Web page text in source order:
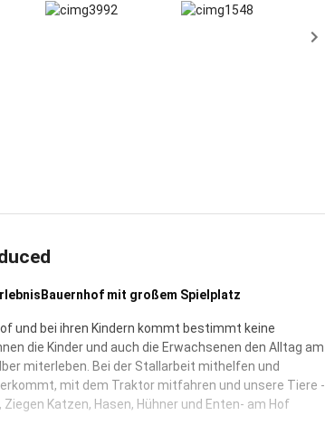
mit großem Spielplatz
und bei ihren Kindern kommt bestimmt keine
die Kinder und auch die Erwachsenen den Alltag am
miterleben. Bei der Stallarbeit mithelfen und
mit dem Traktor mitfahren und unsere Tiere -
Ziegen Katzen, Hasen, Hühner und Enten- am Hof